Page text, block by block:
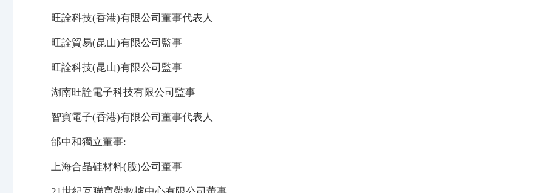
旺詮科技(香港)有限公司董事代表人
旺詮貿易(昆山)有限公司監事
旺詮科技(昆山)有限公司監事
湖南旺詮電子科技有限公司監事
智寶電子(香港)有限公司董事代表人
邰中和獨立董事:
上海合晶硅材料(股)公司董事